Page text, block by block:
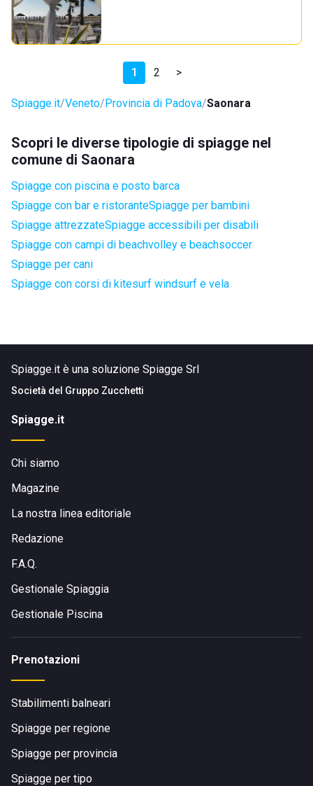
1 2 >
Spiagge.it Veneto Provincia di Padova Saonara
Scopri le diverse tipologie di spiagge nel
comune di Saonara
Spiagge con piscina e posto barca
Spiagge con bar e ristoranteSpiagge per bambini
Spiagge attrezzateSpiagge accessibili per disabili
Spiagge con campi di beachvolley e beachsoccer
Spiagge per cani
Spiagge con corsi di kitesurf windsurf e vela
Spiagge.it è una soluzione Spiagge Srl
Società del Gruppo Zucchetti
Spiagge.it
Chi siamo
Magazine
La nostra linea editoriale
Redazione
F.A.Q.
Gestionale Spiaggia
Gestionale Piscina
Prenotazioni
Stabilimenti balneari
Spiagge per regione
Spiagge per provincia
Spiagge per tipo